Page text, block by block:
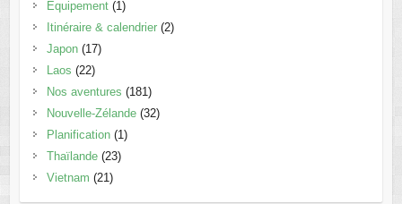
Equipement(1)
Itinéraire & calendrier(2)
Japon(17)
Laos (22)
Nos aventures (181)
Nouvelle-Zélande(32)
Planification(1)
Thaïlande(23)
Vietnam (21)